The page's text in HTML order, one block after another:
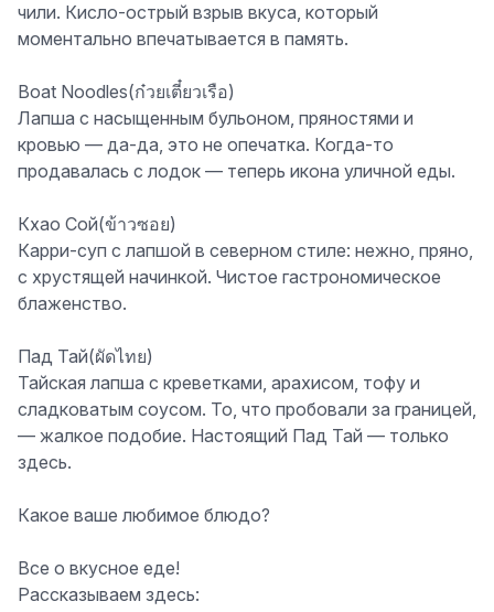
чили. Кисло-острый взрыв вкуса, который
моментально впечатывается в память.
Boat Noodles(ก๋วยเตี๋ยวเรือ)
Лапша с насыщенным бульоном, пряностями и
кровью — да-да, это не опечатка. Когда-то
продавалась с лодок — теперь икона уличной еды.
Кхао Сой(ข้าวซอย)
Карри-суп с лапшой в северном стиле: нежно, пряно,
с хрустящей начинкой. Чистое гастрономическое
блаженство.
Пад Тай(ผัดไทย)
Тайская лапша с креветками, арахисом, тофу и
сладковатым соусом. То, что пробовали за границей,
— жалкое подобие. Настоящий Пад Тай — только
здесь.
Какое ваше любимое блюдо?
Все о вкусное еде!
Рассказываем здесь: